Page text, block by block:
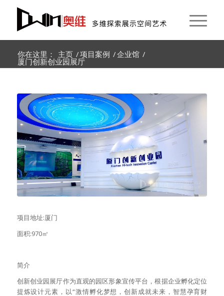
你在这里： 主页 /项目案例 /企业馆 /
厦门创新创业园展厅
项目地址:厦门
面积:970㎡
简介
创新创业园展厅作为直观的园区形象宣传平台，根据企业孵化定位
提炼设计元素，以“激情孵化梦想，创新成就未来，智慧孕育财